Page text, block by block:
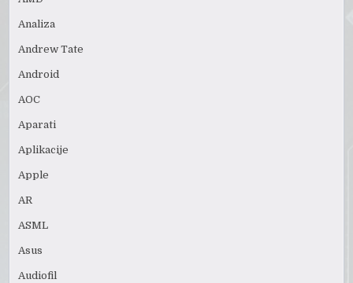
Analiza
Andrew Tate
Android
AOC
Aparati
Aplikacije
Apple
AR
ASML
Asus
Audiofil